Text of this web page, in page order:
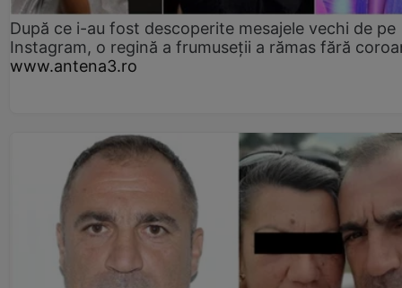
După ce i-au fost descoperite mesajele vechi de pe
Instagram, o regină a frumuseții a rămas fără
www.antena3.ro